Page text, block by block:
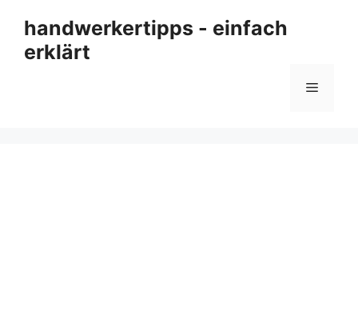
Inhalt
springen
handwerkertipps - einfach
erklärt
Menü